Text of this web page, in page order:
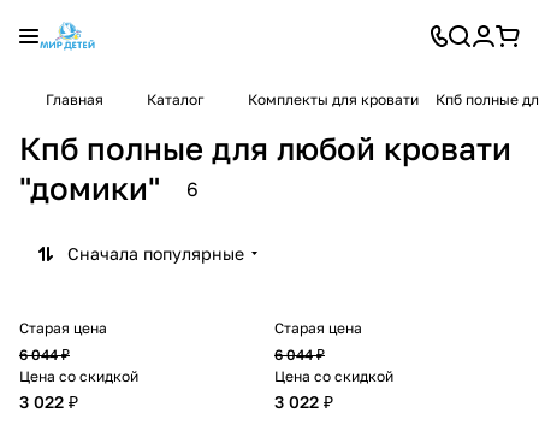
Главная Каталог Комплекты для кровати Кпб полные
Кпб полные для любой кровати
"домики"
6
Сначала популярные
Старая цена
6 044 ₽
Цена со скидкой
3 022 ₽
Старая цена
6 044 ₽
Цена со скидкой
3 022 ₽